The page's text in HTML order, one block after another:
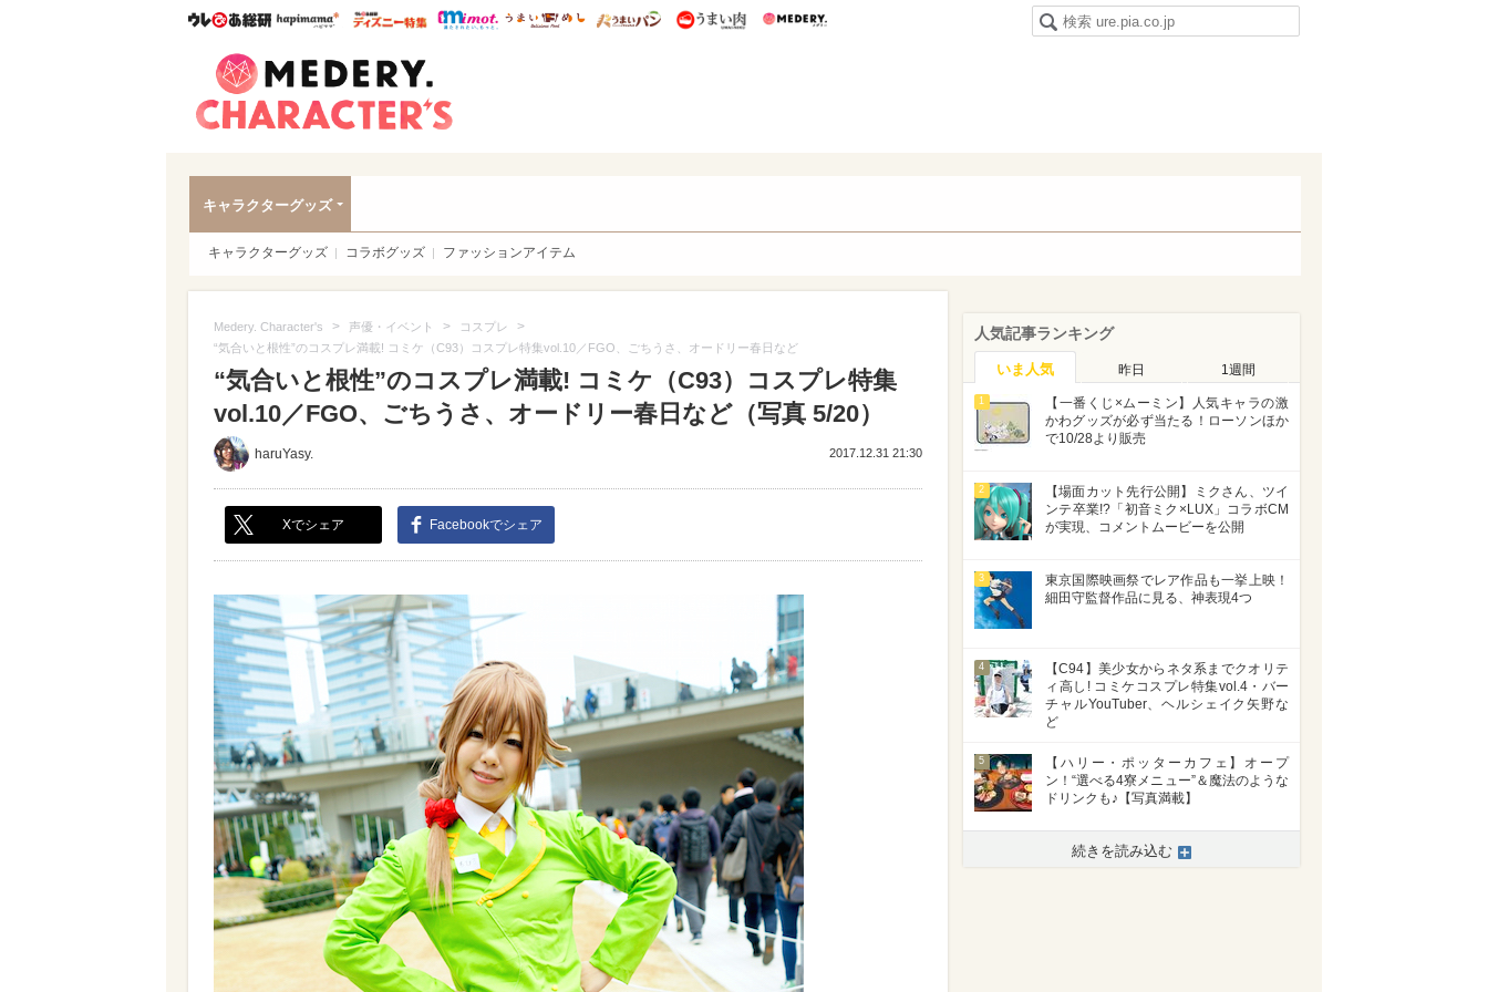
ウレぴあ総研ハピママ* ウレぴあ総研 ディズニー特集
mimot. うまいめし うまいパン うまい肉
キャラクターグッズ
キャラクターグッズ コラボグッズ ファッションアイテム
Medery. Character's > 声優・イベント > コスプレ >
“気合いと根性”のコスプレ満載! コミケ（C93）コスプレ特集vol.10／FGO、ごちうさ、オードリー春日など
“気合いと根性”のコスプレ満載! コミケ（C93）コスプレ特集
vol.10／FGO、ごちうさ、オードリー春日など（写真 5/20）
haruYasy. 2017.12.31 21:30
Xでシェア Facebookでシェア
人気記事ランキング
いま人気 昨日 1週間
1
【一番くじ×ムーミン】人気キャラの激
かわグッズが必ず当たる！ローソンほか
で10/28より販売
2
【場面カット先行公開】ミクさん、ツイ
ンテ卒業!?「初音ミク×LUX」コラボCM
が実現、コメントムービーを公開
3
東京国際映画祭でレア作品も一挙上映！
細田守監督作品に見る、神表現4つ
4
【C94】美少女からネタ系までクオリテ
ィ高し! コミケコスプレ特集vol.4・バー
チャルYouTuber、ヘルシェイク矢野な
ど
5
【ハリー・ポッターカフェ】オープ
ン！“選べる4寮メニュー”＆魔法のような
ドリンクも♪【写真満載】
続きを読み込む